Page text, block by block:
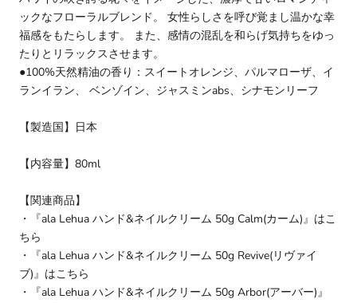
ックなフローラルブレンド。 女性らしさを呼び覚まし温かな幸
福感をもたらします。 また、感情の混乱を和らげ気持ちをゆっ
たりとリラックスさせます。
●100%天然精油の香り：スイートオレンジ、パルマローザ、イ
ランイラン、 ベンゾイン、ジャスミンabs、シナモンリーフ
【製造国】日本
【内容量】80ml
【関連商品】
・
『ala Lehua ハンド&ネイルクリーム 50g Calm(カーム)』はこ
ちら
・
『ala Lehua ハンド&ネイルクリーム 50g Revive(リヴァイ
ブ)』はこちら
・
『ala Lehua ハンド&ネイルクリーム 50g Arbor(アーバー)』